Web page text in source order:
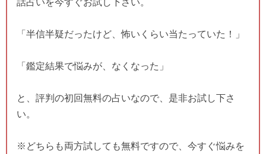
話占いを今すぐお試し下さい。
「半信半疑だったけど、怖いくらい当たっていた！」
「鑑定結果で悩みが、なくなった」
と、評判の初回無料の占いなので、是非お試し下さ
い。
※どちらも両方試しても無料ですので、今すぐ悩みを